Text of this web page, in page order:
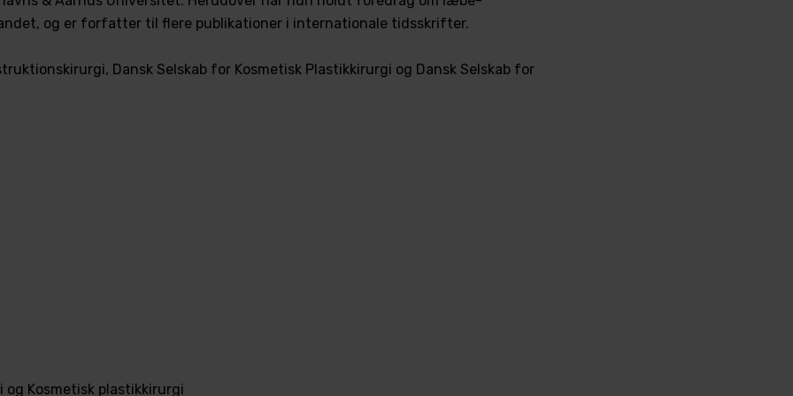
og er forfatter til flere publikationer i internationale tidsskrifter.
Dansk Selskab for Kosmetisk Plastikkirurgi og Dansk Selskab for
Kosmetisk plastikkirurgi